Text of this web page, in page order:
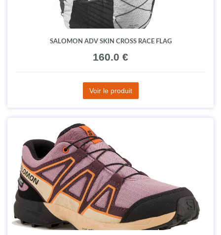
SALOMON ADV SKIN CROSS RACE FLAG
160.0 €
Voir le produit